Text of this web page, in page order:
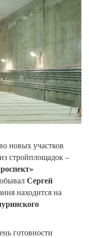
новых участков
стройплощадок –
Сергей
находится на
готовности